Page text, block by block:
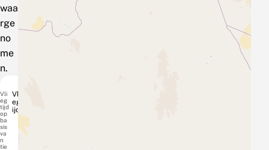
waa
rge
no
me
n.
Vli
egt
ijd
Vli
eg
tijd
op
ba
sis
va
n
tie